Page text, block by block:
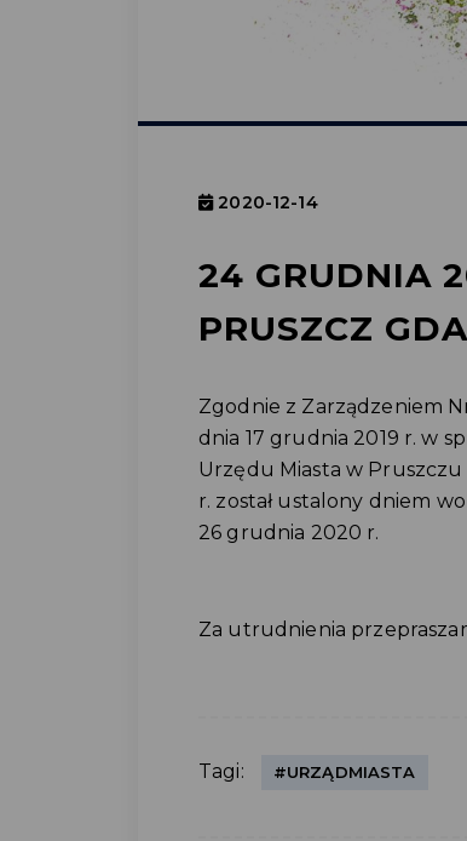
2020-12-14
24 GRUDNIA
PRUSZCZ
Zgodnie z Zarządzeniem
dnia 17 grudnia 2019 r. w
Urzędu Miasta w
r. został ustalony dniem
26 grudnia 2020 r.
Za utrudnienia
Tagi: #URZĄDMIASTA